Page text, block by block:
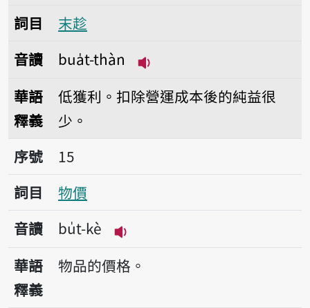
詞目
末趁
音讀
bua̍t-thàn
華語
釋義
低獲利。扣除營運成本後的純益很
少。
序號15物價
序號
15
詞目
物價
音讀
bu̍t-kè
播放音讀bu̍t-kè
華語
釋義
物品的價格。